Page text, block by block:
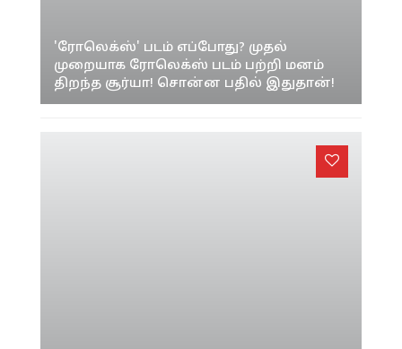
'ரோலெக்ஸ்' படம் எப்போது? முதல்
முறையாக ரோலெக்ஸ் படம் பற்றி மனம்
திறந்த சூர்யா! சொன்ன பதில் இதுதான்!